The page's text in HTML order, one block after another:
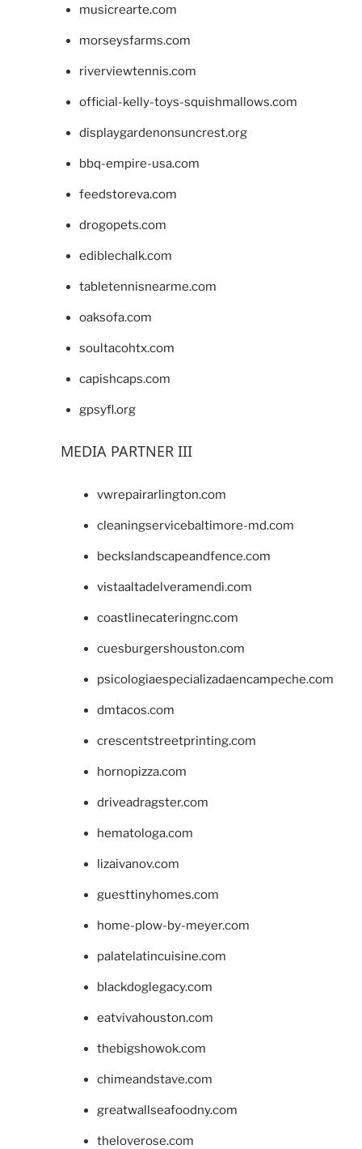
musicrearte.com
morseysfarms.com
riverviewtennis.com
official-kelly-toys-squishmallows.com
displaygardenonsuncrest.org
bbq-empire-usa.com
feedstoreva.com
drogopets.com
ediblechalk.com
tabletennisnearme.com
oaksofa.com
soultacohtx.com
capishcaps.com
gpsyfl.org
MEDIA PARTNER III
vwrepairarlington.com
cleaningservicebaltimore-md.com
beckslandscapeandfence.com
vistaaltadelveramendi.com
coastlinecateringnc.com
cuesburgershouston.com
psicologiaespecializadaencampeche.com
dmtacos.com
crescentstreetprinting.com
hornopizza.com
driveadragster.com
hematologa.com
lizaivanov.com
guesttinyhomes.com
home-plow-by-meyer.com
palatelatincuisine.com
blackdoglegacy.com
eatvivahouston.com
thebigshowok.com
chimeandstave.com
greatwallseafoodny.com
theloverose.com